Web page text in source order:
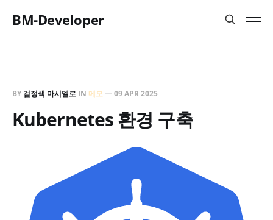
BM-Developer
BY 검정색 마시멜로 IN 메모—09 APR 2025
Kubernetes 환경 구축